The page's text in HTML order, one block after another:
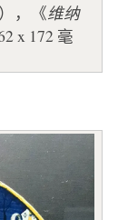
，《维纳
x 172 毫